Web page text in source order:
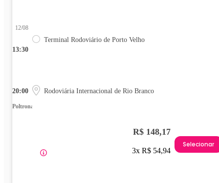
13:30
12/08
Terminal Rodoviário de Porto Velho
20:00 Rodoviária Internacional de Rio Branco
Poltrona
R$ 148,17
3x R$ 54,94
Selecionar